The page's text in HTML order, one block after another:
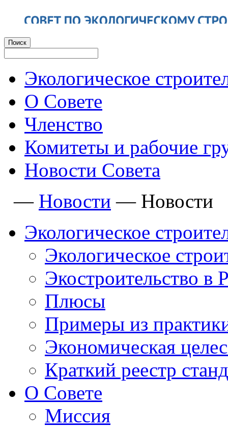
Экологическое
О Совете
Членство
Комитеты и рабочие
Новости Совета
— Новости — Новости
Экологическое
Экологическое
Экостроительство в
Плюсы
Примеры из
Экономическая
Краткий реестр
О Совете
Миссия